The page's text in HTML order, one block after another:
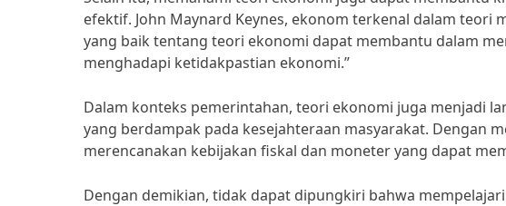
efektif. John Maynard Keynes, ekonom terkenal dalam teori
yang baik tentang teori ekonomi dapat membantu dalam
menghadapi ketidakpastian ekonomi.”
Dalam konteks pemerintahan, teori ekonomi juga menjadi
yang berdampak pada kesejahteraan masyarakat. Dengan
merencanakan kebijakan fiskal dan moneter yang dapat
Dengan demikian, tidak dapat dipungkiri bahwa